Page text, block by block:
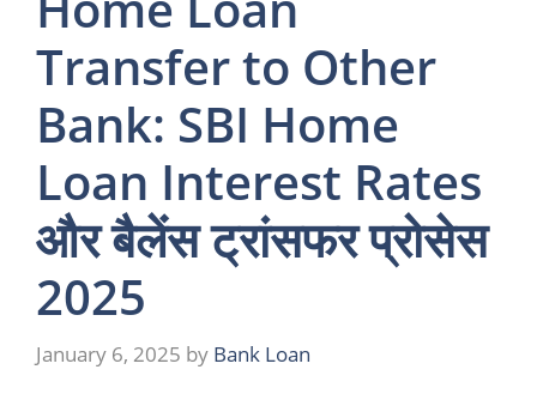
Transfer to Other
Bank: SBI Home
Loan Interest Rates
और बैलेंस ट्रांसफर प्रोसेस
2025
January 6, 2025 by Bank Loan